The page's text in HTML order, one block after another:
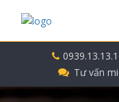
Tư vấn